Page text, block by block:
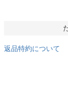
返品特約について